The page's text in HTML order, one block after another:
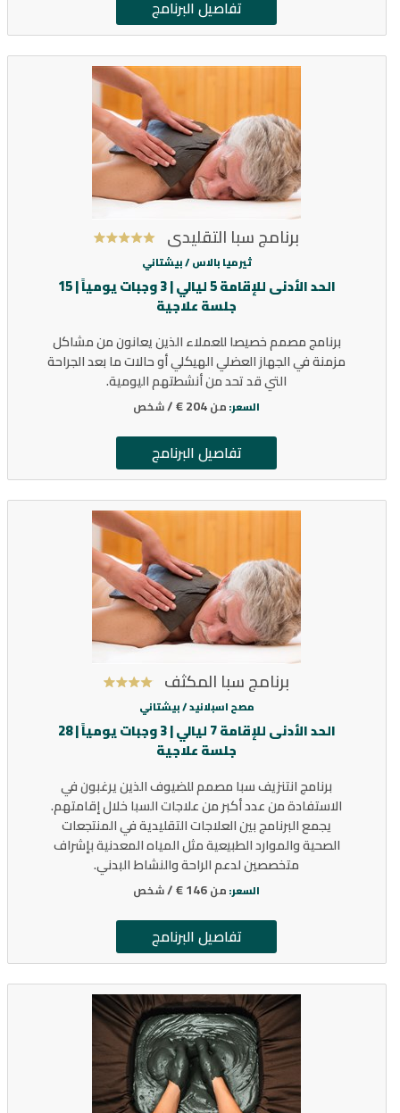
تفاصيل البرنامج
برنامج سبا التقليدي
ثيرميا بالاس /بيشتاني
الحد الأدنى للإقامة 5 ليالي | 3 وجبات يومياً | 15
جلسة علاجية
برنامج مصمم خصيصا للعملاء الذين يعانون من مشاكل
مزمنة في الجهاز العضلي الهيكلي أو حالات ما بعد الجراحة
التي قد تحد من أنشطتهم اليومية.
السعر: من204 € / شخص
تفاصيل البرنامج
برنامج سبا المكثف
مصح اسبلانيد /بيشتاني
الحد الأدنى للإقامة 7 ليالي | 3 وجبات يومياً | 28
جلسة علاجية
برنامج انتنزيف سبا مصمم للضيوف الذين يرغبون في
الاستفادة من عدد أكبر من علاجات السبا خلال إقامتهم.
يجمع البرنامج بين العلاجات التقليدية في المنتجعات
الصحية والموارد الطبيعية مثل المياه المعدنية بإشراف
متخصصين لدعم الراحة والنشاط البدني.
السعر: من146 € / شخص
تفاصيل البرنامج